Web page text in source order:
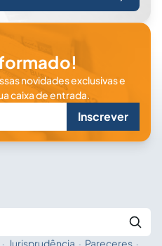
novidades exclusivas e
caixa de entrada.
Inscrever
· Jurisprudência · Pareceres ·